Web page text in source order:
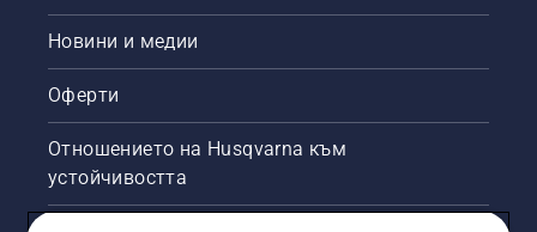
Новини и медии
Оферти
Отношението на Husqvarna към
устойчивостта